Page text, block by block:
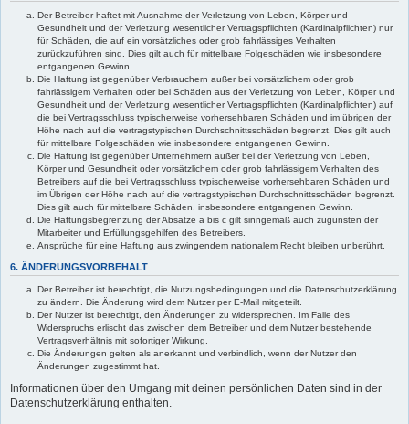
Der Betreiber haftet mit Ausnahme der Verletzung von Leben, Körper und
Gesundheit und der Verletzung wesentlicher Vertragspflichten (Kardinalpflichten) nur
für Schäden, die auf ein vorsätzliches oder grob fahrlässiges Verhalten
zurückzuführen sind. Dies gilt auch für mittelbare Folgeschäden wie insbesondere
entgangenen Gewinn.
Die Haftung ist gegenüber Verbrauchern außer bei vorsätzlichem oder grob
fahrlässigem Verhalten oder bei Schäden aus der Verletzung von Leben, Körper und
Gesundheit und der Verletzung wesentlicher Vertragspflichten (Kardinalpflichten) auf
die bei Vertragsschluss typischerweise vorhersehbaren Schäden und im übrigen der
Höhe nach auf die vertragstypischen Durchschnittsschäden begrenzt. Dies gilt auch
für mittelbare Folgeschäden wie insbesondere entgangenen Gewinn.
Die Haftung ist gegenüber Unternehmern außer bei der Verletzung von Leben,
Körper und Gesundheit oder vorsätzlichem oder grob fahrlässigem Verhalten des
Betreibers auf die bei Vertragsschluss typischerweise vorhersehbaren Schäden und
im Übrigen der Höhe nach auf die vertragstypischen Durchschnittsschäden begrenzt.
Dies gilt auch für mittelbare Schäden, insbesondere entgangenen Gewinn.
Die Haftungsbegrenzung der Absätze a bis c gilt sinngemäß auch zugunsten der
Mitarbeiter und Erfüllungsgehilfen des Betreibers.
Ansprüche für eine Haftung aus zwingendem nationalem Recht bleiben unberührt.
6. ÄNDERUNGSVORBEHALT
Der Betreiber ist berechtigt, die Nutzungsbedingungen und die Datenschutzerklärung
zu ändern. Die Änderung wird dem Nutzer per E-Mail mitgeteilt.
Der Nutzer ist berechtigt, den Änderungen zu widersprechen. Im Falle des
Widerspruchs erlischt das zwischen dem Betreiber und dem Nutzer bestehende
Vertragsverhältnis mit sofortiger Wirkung.
Die Änderungen gelten als anerkannt und verbindlich, wenn der Nutzer den
Änderungen zugestimmt hat.
Informationen über den Umgang mit deinen persönlichen Daten sind in der
Datenschutzerklärung enthalten.